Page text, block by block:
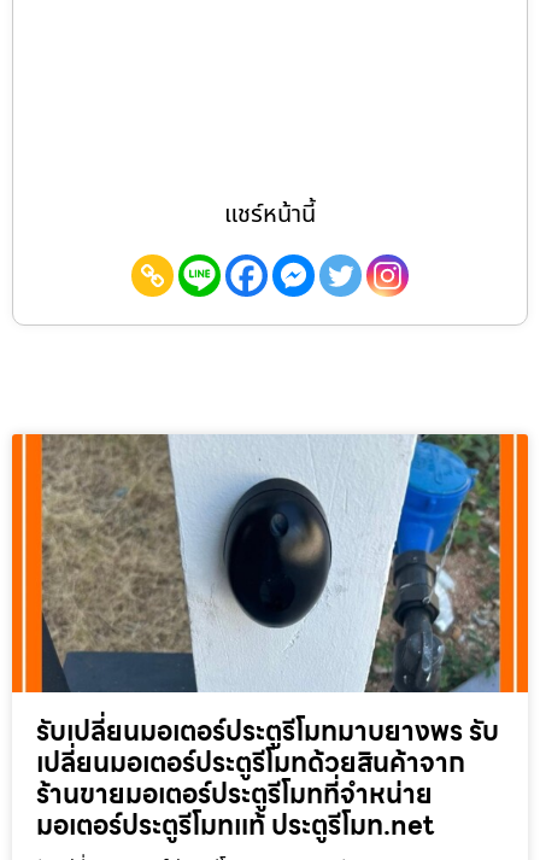
แชร์หน้านี้
รับเปลี่ยนมอเตอร์ประตูรีโมทมาบยางพร รับ
เปลี่ยนมอเตอร์ประตูรีโมทด้วยสินค้าจาก
ร้านขายมอเตอร์ประตูรีโมทที่จำหน่าย
มอเตอร์ประตูรีโมทแท้ ประตูรีโมท.net